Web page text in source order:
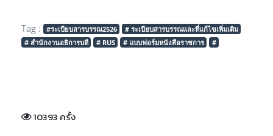
Tag : #ระเบียบสารบรรณ2526
# ระเบียบสารบรรณและที่แก้ไขเพิ่มเติม
# สำนักงานอธิการบดี
# RUS # แบบฟอร์มหนังสือราชการ #
10393 ครั้ง